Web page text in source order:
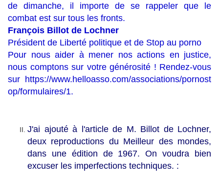
de dimanche, il importe de se rappeler que le
combat est sur tous les fronts.
François Billot de Lochner
Président de Liberté politique et de Stop au porno
Pour nous aider à mener nos actions en justice,
nous comptons sur votre générosité ! Rendez-vous
sur https://www.helloasso.com/associations/pornost
op/formulaires/1.
J'ai ajouté à l'article de M. Billot de Lochner,
deux reproductions du Meilleur des mondes,
dans une édition de 1967. On voudra bien
excuser les imperfections techniques. :